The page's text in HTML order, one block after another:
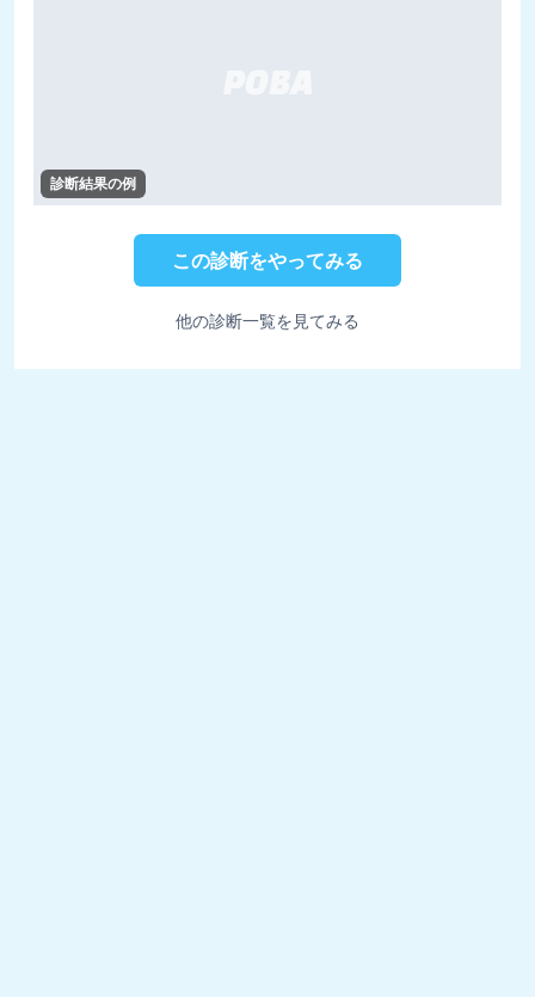
診断結果の例
この診断をやってみる
他の診断一覧を見てみる